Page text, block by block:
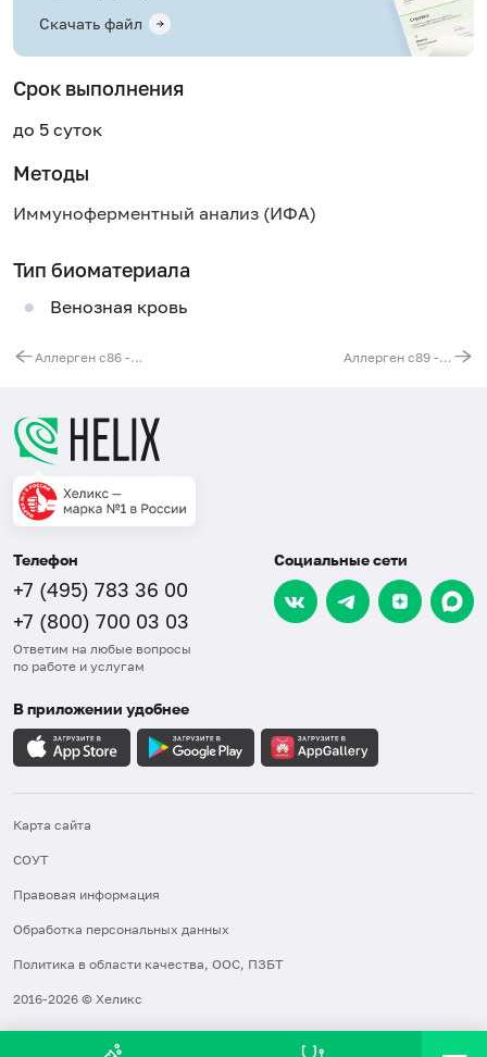
Скачать файл
Срок выполнения
до 5 суток
Методы
Иммуноферментный анализ (ИФА)
Тип биоматериала
Венозная кровь
Аллерген c86 - бензокаин, IgE Аллерген c89 - бупивакаин/анекаин/маркаин, IgE
Телефон
+7 (495) 783 36 00
+7 (800) 700 03 03
Ответим на любые вопросы
по работе и услугам
Социальные сети
В приложении удобнее
Карта сайта
СОУТ
Правовая информация
Обработка персональных данных
Политика в области качества, ООС, ПЗБТ
2016-2026 © Хеликс